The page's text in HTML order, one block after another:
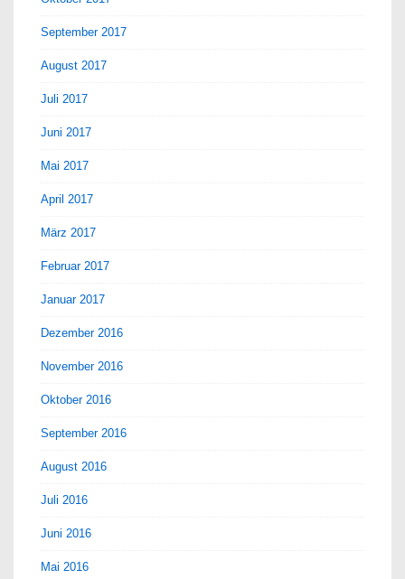
September 2017
August 2017
Juli 2017
Juni 2017
Mai 2017
April 2017
März 2017
Februar 2017
Januar 2017
Dezember 2016
November 2016
Oktober 2016
September 2016
August 2016
Juli 2016
Juni 2016
Mai 2016